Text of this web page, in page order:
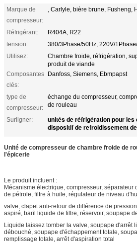
Marque de
compresseur:
, Carlyle, bière brune, Fusheng,
Réfrigérant:
R404A, R22
tension:
380/3Phase/50Hz, 220V/
Utilisez:
Chambre froide, réfrigération,
produit de viande
Composantes
clés:
Danfoss, Siemens, Ebmpapst
type de
compresseur:
échange du compresseur,
de rouleau
Surligner: unités de réfrigération pour
dispositif de refroidissement
Unité de compresseur de chambre froide de
l'épicerie
Le produit incluent :
Mécanisme électrique, compresseur, séparateur
de pétrole, filtre à huile, régulateur de niveau
valve, clapet anti-retour de différence de
aspiré, baril liquide de filtre, réservoir, soupape
Liquide laissez tomber la valve, soupape d'arrêt
débouché, soupape d'échappement totale,
remplissage totale, arrêt d'aspiration total